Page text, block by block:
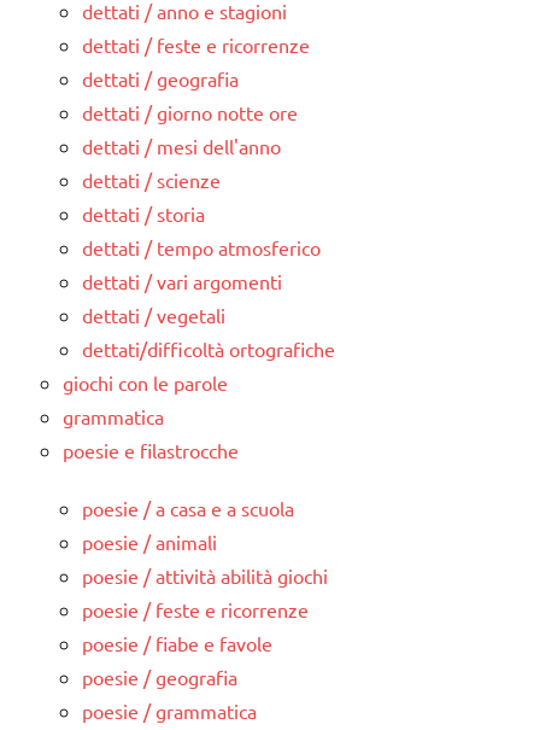
dettati / anno e stagioni
dettati / feste e ricorrenze
dettati / geografia
dettati / giorno notte ore
dettati / mesi dell'anno
dettati / scienze
dettati / storia
dettati / tempo atmosferico
dettati / vari argomenti
dettati / vegetali
dettati/difficoltà ortografiche
giochi con le parole
grammatica
poesie e filastrocche
poesie / a casa e a scuola
poesie / animali
poesie / attività abilità giochi
poesie / feste e ricorrenze
poesie / fiabe e favole
poesie / geografia
poesie / grammatica